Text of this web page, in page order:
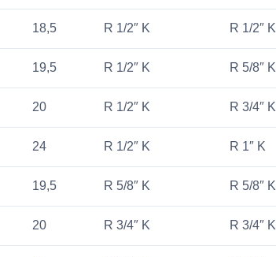
18,5 R 1/2″ K R 1/2″ K
19,5 R 1/2″ K R 5/8″ K
20 R 1/2″ K R 3/4″ K
24 R 1/2″ K R 1″ K
19,5 R 5/8″ K R 5/8″ K
20 R 3/4″ K R 3/4″ K